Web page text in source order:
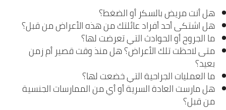
هل أنت مريض بالسكر أو الضغط؟
هل اشتكى أحد أفراد عائلتك من هذه الأعراض من قبل؟
ما الجروح أو الحوادث التي تعرضت لها؟
متى لاحظت تلك الأعراض؟ هل منذ وقت قصير أم زمن
بعيد؟
ما العمليات الجراحية التي خضعت لها؟
هل مارست العادة السرية أو أي من الممارسات الجنسية
من قبل؟